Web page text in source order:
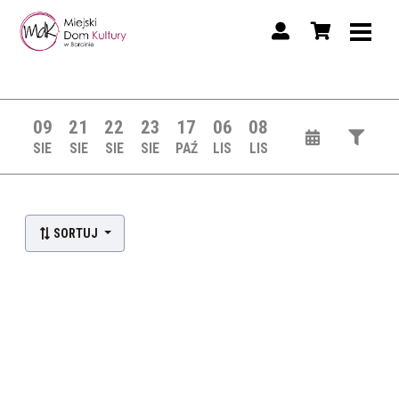
09
SIE
21
SIE
22
SIE
23
SIE
17
PAŹ
06
LIS
08
LIS
SORTUJ